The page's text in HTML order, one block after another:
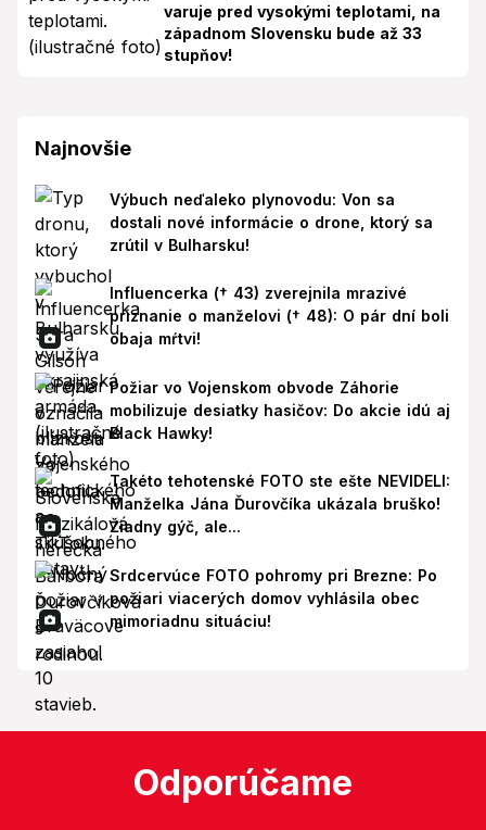
varuje pred vysokými teplotami, na
západnom Slovensku bude až 33
stupňov!
Najnovšie
Výbuch neďaleko plynovodu: Von sa
dostali nové informácie o drone, ktorý sa
zrútil v Bulharsku!
Influencerka († 43) zverejnila mrazivé
priznanie o manželovi († 48): O pár dní boli
obaja mŕtvi!
Požiar vo Vojenskom obvode Záhorie
mobilizuje desiatky hasičov: Do akcie idú aj
Black Hawky!
Takéto tehotenské FOTO ste ešte NEVIDELI:
Manželka Jána Ďurovčíka ukázala bruško!
Žiadny gýč, ale...
Srdcervúce FOTO pohromy pri Brezne: Po
požiari viacerých domov vyhlásila obec
mimoriadnu situáciu!
Odporúčame